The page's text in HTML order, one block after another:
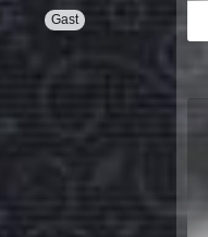
Gast